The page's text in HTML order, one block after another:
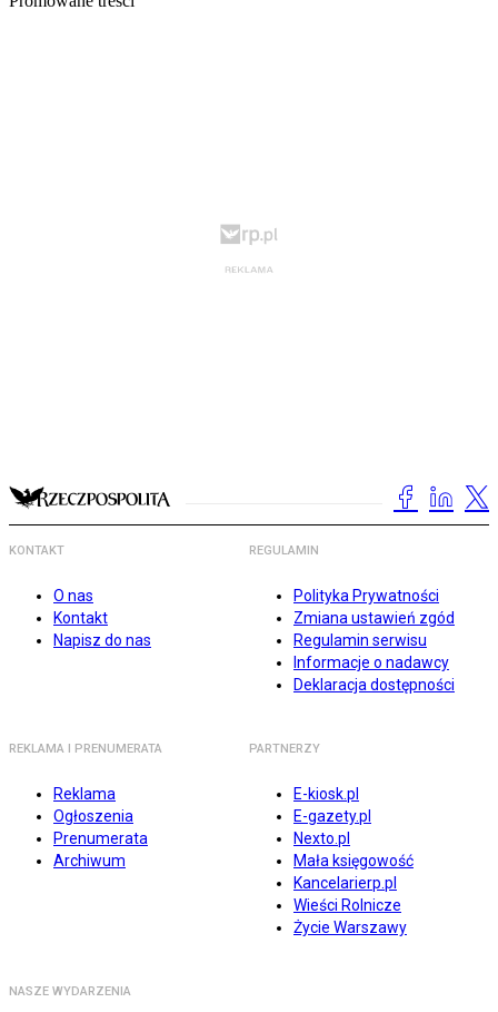
KONTAKT
O nas
Kontakt
Napisz do nas
REGULAMIN
Polityka Prywatności
Zmiana ustawień zgód
Regulamin serwisu
Informacje o nadawcy
Deklaracja dostępności
REKLAMA I PRENUMERATA
Reklama
Ogłoszenia
Prenumerata
Archiwum
PARTNERZY
E-kiosk.pl
E-gazety.pl
Nexto.pl
Mała księgowość
Kancelarierp.pl
Wieści Rolnicze
Życie Warszawy
NASZE WYDARZENIA